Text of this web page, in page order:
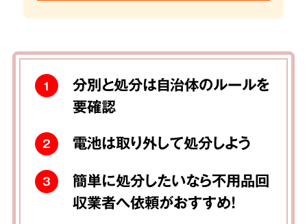
1
分別と処分は自治体のルールを
要確認
2 電池は取り外して処分しよう
3
簡単に処分したいなら不用品回
収業者へ依頼がおすすめ！